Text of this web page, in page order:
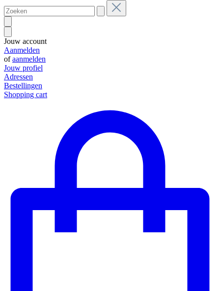
Jouw account
Aanmelden
ofaanmelden
Jouw profiel
Adressen
Bestellingen
Shopping cart